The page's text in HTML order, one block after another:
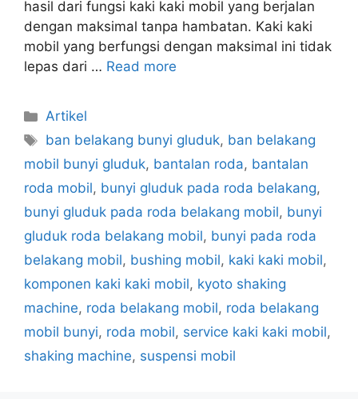
hasil dari fungsi kaki kaki mobil yang berjalan
dengan maksimal tanpa hambatan. Kaki kaki
mobil yang berfungsi dengan maksimal ini tidak
lepas dari … Read more
Artikel
ban belakang bunyi gluduk, ban belakang
mobil bunyi gluduk, bantalan roda, bantalan
roda mobil, bunyi gluduk pada roda belakang,
bunyi gluduk pada roda belakang mobil, bunyi
gluduk roda belakang mobil, bunyi pada roda
belakang mobil, bushing mobil, kaki kaki mobil,
komponen kaki kaki mobil, kyoto shaking
machine, roda belakang mobil, roda belakang
mobil bunyi, roda mobil, service kaki kaki mobil,
shaking machine, suspensi mobil